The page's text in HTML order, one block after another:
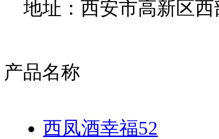
地址：西安市高新区西
产品名称
西凤酒幸福52